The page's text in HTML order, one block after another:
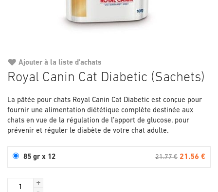
Royal Canin Cat Diabetic (Sachets)
La pâtée pour chats Royal Canin Cat Diabetic est conçue pour
fournir une alimentation diététique complète destinée aux
chats en vue de la régulation de l’apport de glucose, pour
prévenir et réguler le diabète de votre chat adulte.
85 gr x 12 21.77 € 21.56 €
+
Ajouter à la liste d'achats
au
de
la
Galerie
d’images